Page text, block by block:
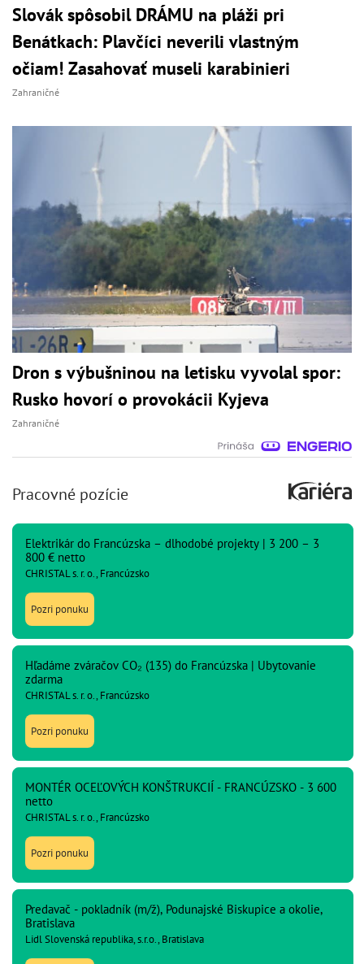
Slovák spôsobil DRÁMU na pláži pri
Benátkach: Plavčíci neverili vlastným
očiam! Zasahovať museli karabinieri
Zahraničné
Dron s výbušninou na letisku vyvolal spor:
Rusko hovorí o provokácii Kyjeva
Zahraničné
Pracovné pozície
Elektrikár do Francúzska – dlhodobé projekty | 3 200 – 3
800 € netto
CHRISTAL s. r. o., Francúzsko
Pozri ponuku
Hľadáme zváračov CO₂ (135) do Francúzska | Ubytovanie
zdarma
CHRISTAL s. r. o., Francúzsko
Pozri ponuku
MONTÉR OCEĽOVÝCH KONŠTRUKCIÍ - FRANCÚZSKO - 3 600
netto
CHRISTAL s. r. o., Francúzsko
Pozri ponuku
Predavač - pokladník (m/ž), Podunajské Biskupice a okolie,
Bratislava
Lidl Slovenská republika, s.r.o., Bratislava